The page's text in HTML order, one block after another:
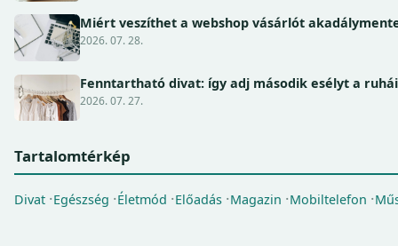
Miért veszíthet a webshop vásárlót
2026. 07. 28.
Fenntartható divat: így adj második esélyt a
2026. 07. 27.
Tartalomtérkép
Divat Egészség Életmód Előadás Magazin Mobiltelefon